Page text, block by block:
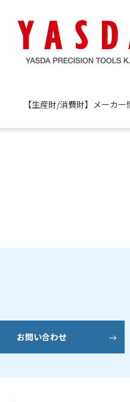
【生産財/消費財】メーカー
お問い合わせ